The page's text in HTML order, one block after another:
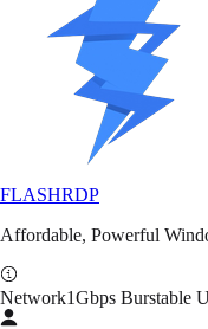
FLASHRDP
Affordable, Powerful
Network1Gbps Burstable